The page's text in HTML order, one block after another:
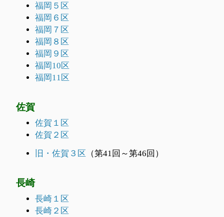
福岡５区
福岡６区
福岡７区
福岡８区
福岡９区
福岡10区
福岡11区
佐賀
佐賀１区
佐賀２区
旧・佐賀３区 （第41回～第46回）
長崎
長崎１区
長崎２区